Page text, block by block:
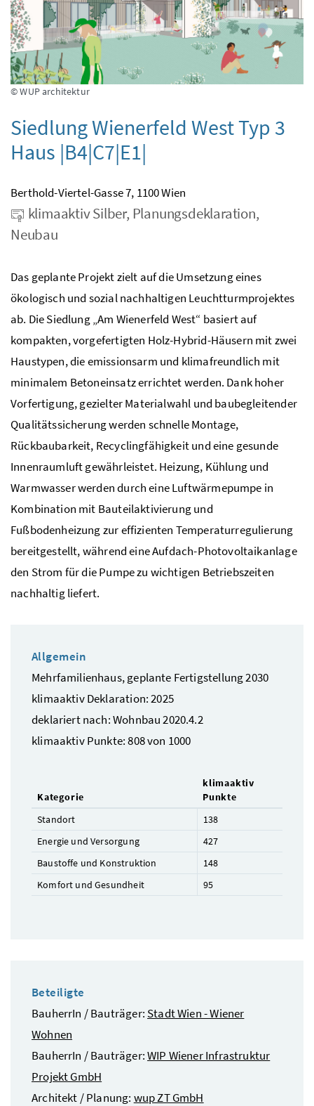
© WUP architektur
Siedlung Wienerfeld West Typ 3
Haus |B4|C7|E1|
Berthold-Viertel-Gasse 7, 1100 Wien
klimaaktiv Silber, Planungsdeklaration,
Neubau
Das geplante Projekt zielt auf die Umsetzung eines
ökologisch und sozial nachhaltigen Leuchtturmprojektes
ab. Die Siedlung „Am Wienerfeld West“ basiert auf
kompakten, vorgefertigten Holz-Hybrid-Häusern mit zwei
Haustypen, die emissionsarm und klimafreundlich mit
minimalem Betoneinsatz errichtet werden. Dank hoher
Vorfertigung, gezielter Materialwahl und baubegleitender
Qualitätssicherung werden schnelle Montage,
Rückbaubarkeit, Recyclingfähigkeit und eine gesunde
Innenraumluft gewährleistet. Heizung, Kühlung und
Warmwasser werden durch eine Luftwärmepumpe in
Kombination mit Bauteilaktivierung und
Fußbodenheizung zur effizienten Temperaturregulierung
bereitgestellt, während eine Aufdach-Photovoltaikanlage
den Strom für die Pumpe zu wichtigen Betriebszeiten
nachhaltig liefert.
Allgemein
Mehrfamilienhaus, geplante Fertigstellung 2030
klimaaktiv Deklaration: 2025
deklariert nach: Wohnbau 2020.4.2
klimaaktiv Punkte: 808 von 1000
Kategorie
klimaaktiv
Punkte
Standort
138
Energie und Versorgung
427
Baustoffe und Konstruktion
148
Komfort und Gesundheit
95
Beteiligte
BauherrIn / Bauträger: Stadt Wien - Wiener
Wohnen
BauherrIn / Bauträger:WIP Wiener Infrastruktur
Projekt GmbH
Architekt / Planung: wup ZT GmbH